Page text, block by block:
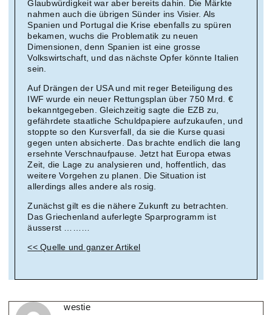
Glaubwürdigkeit war aber bereits dahin. Die Märkte
nahmen auch die übrigen Sünder ins Visier. Als
Spanien und Portugal die Krise ebenfalls zu spüren
bekamen, wuchs die Problematik zu neuen
Dimensionen, denn Spanien ist eine grosse
Volkswirtschaft, und das nächste Opfer könnte Italien
sein.
Auf Drängen der USA und mit reger Beteiligung des
IWF wurde ein neuer Rettungsplan über 750 Mrd. €
bekanntgegeben. Gleichzeitig sagte die EZB zu,
gefährdete staatliche Schuldpapiere aufzukaufen, und
stoppte so den Kursverfall, da sie die Kurse quasi
gegen unten absicherte. Das brachte endlich die lang
ersehnte Verschnaufpause. Jetzt hat Europa etwas
Zeit, die Lage zu analysieren und, hoffentlich, das
weitere Vorgehen zu planen. Die Situation ist
allerdings alles andere als rosig.
Zunächst gilt es die nähere Zukunft zu betrachten.
Das Griechenland auferlegte Sparprogramm ist
äusserst ………
<< Quelle und ganzer Artikel
westie